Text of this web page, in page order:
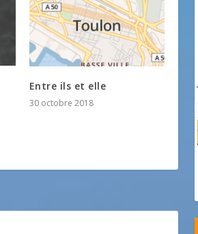
Entre ils et elle
30 octobre 2018